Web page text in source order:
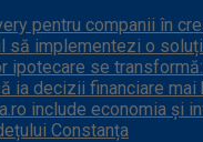
pentru companii în
să implementezi o
ipotecare se
ia decizii financiare mai
include economia și
Constanța